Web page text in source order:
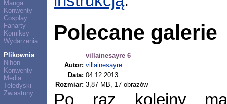
Manga
Konwenty
Cosplay
Fanarty
Komiksy
Wydarzenia
Plikownia
Nihon
Konwenty
Media
Teledyski
Zwiastuny
Polecane galerie
villainesayre 6
Autor: villainesayre
Data: 04.12.2013
Rozmiar: 3,87 MB, 17 obrazów
Po raz kolejny